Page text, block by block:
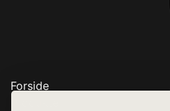
Forside